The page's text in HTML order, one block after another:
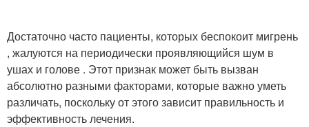
Достаточно часто пациенты, которых беспокоит мигрень
, жалуются на периодически проявляющийся шум в
ушах и голове . Этот признак может быть вызван
абсолютно разными факторами, которые важно уметь
различать, поскольку от этого зависит правильность и
эффективность лечения.